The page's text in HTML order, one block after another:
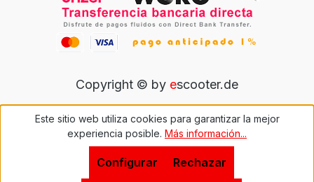
Copyright © by escooter.de
Este sitio web utiliza cookies para garantizar la mejor
experiencia posible. Más información...
Rechazar
Configurar